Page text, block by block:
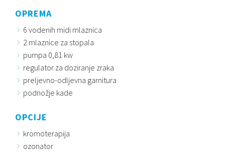
OPREMA
6 vodenih midi mlaznica
2 mlaznice za stopala
pumpa 0,81 kw
regulator za doziranje zraka
preljevno-odljevna garnitura
podnožje kade
OPCIJE
kromoterapija
ozonator